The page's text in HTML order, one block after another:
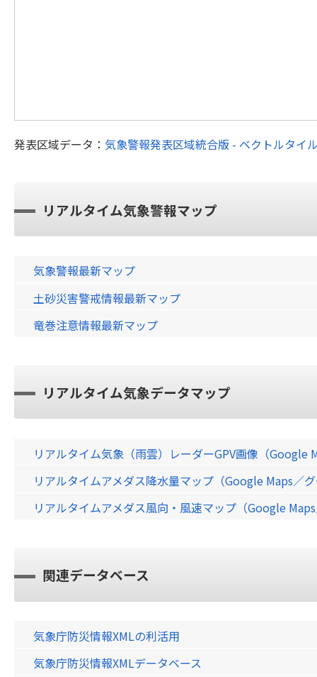
発表区域データ： 気象警報発表区域統合版 - ベクトルタイ
リアルタイム気象警報マップ
気象警報最新マップ
土砂災害警戒情報最新マップ
竜巻注意情報最新マップ
リアルタイム気象データマップ
リアルタイム気象（雨雲）レーダーGPV画像（Google
リアルタイムアメダス降水量マップ（Google Maps／
リアルタイムアメダス風向・風速マップ（Google
関連データベース
気象庁防災情報XMLの利活用
気象庁防災情報XMLデータベース